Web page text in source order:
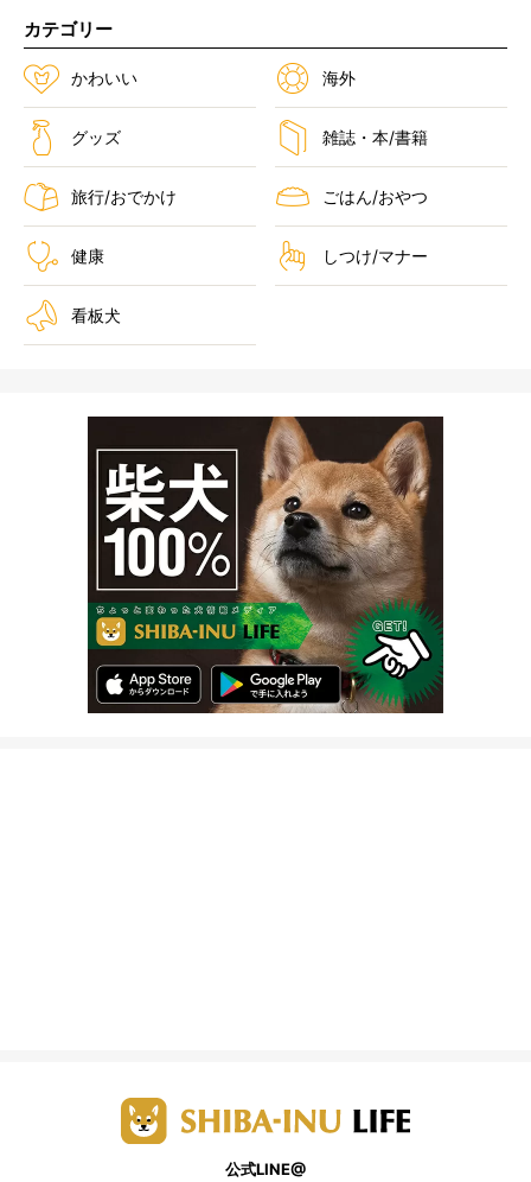
カテゴリー
かわいい 海外
グッズ 雑誌・本/書籍
旅行/おでかけ ごはん/おやつ
健康 しつけ/マナー
看板犬
公式LINE@